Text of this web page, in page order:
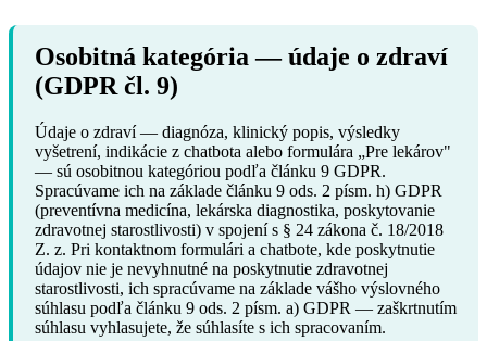
Osobitná kategória — údaje o zdraví
(GDPR čl. 9)
Údaje o zdraví — diagnóza, klinický popis, výsledky
vyšetrení, indikácie z chatbota alebo formulára „Pre lekárov"
— sú osobitnou kategóriou podľa článku 9 GDPR.
Spracúvame ich na základe článku 9 ods. 2 písm. h) GDPR
(preventívna medicína, lekárska diagnostika, poskytovanie
zdravotnej starostlivosti) v spojení s § 24 zákona č. 18/2018
Z. z. Pri kontaktnom formulári a chatbote, kde poskytnutie
údajov nie je nevyhnutné na poskytnutie zdravotnej
starostlivosti, ich spracúvame na základe vášho výslovného
súhlasu podľa článku 9 ods. 2 písm. a) GDPR — zaškrtnutím
súhlasu vyhlasujete, že súhlasíte s ich spracovaním.